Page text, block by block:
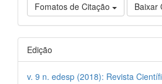
Fomatos de Citação Baixar
Edição
v. 9 n. edesp (2018): Revista